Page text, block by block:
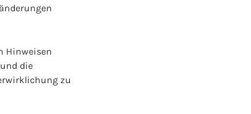
Hinweisen
die
zu